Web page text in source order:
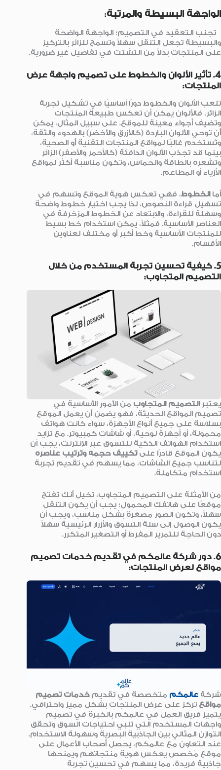
الواجهة البسيطة والمرتبة:
تجنب التعقيد في التصميم؛ الواجهة الواضحة
والبسيطة تجعل التنقل سهلاً وتسمح للزائر بالتركيز
على المنتجات بدلاً من التشتت في تفاصيل غير ضرورية.
4. تأثير الألوان والخطوط على تصميم واجهة عرض
المنتجات:
تلعب الألوان والخطوط دورًا أساسيًا في تشكيل تجربة
الزائر، فالألوان يمكن أن تعكس طبيعة المنتجات
وتضيف أجواء معينة للموقع. على سبيل المثال، يمكن
أن توحي الألوان الباردة (كالأزرق والأخضر) بالهدوء والثقة،
وتُستخدم غالبًا لمواقع المنتجات التقنية أو الصحية،
بينما قد تجذب الألوان الدافئة (كالأحمر والأصفر) الزائر
وتشعره بالطاقة والحماس، وتكون مناسبة أكثر لمواقع
الأزياء أو المطاعم.
أما الخطوط، فهي تعكس هوية الموقع وتسهم في
تسهيل قراءة النصوص، لذا يجب اختيار خطوط واضحة
وسهلة للقراءة، والابتعاد عن الخطوط المزخرفة في
العناصر الأساسية. فمثلاً، يمكن استخدام خط بسيط
للمنتجات الأساسية وخط أكبر أو مختلف لعناوين
الأقسام.
5. كيفية تحسين تجربة المستخدم من خلال
التصميم المتجاوب:
يعتبر التصميم المتجاوب من الأمور الأساسية في
تصميم المواقع الحديثة، فهو يضمن أن يعمل الموقع
بسلاسة على جميع أنواع الأجهزة، سواء كانت هواتف
محمولة، أو أجهزة لوحية، أو شاشات كمبيوتر. مع تزايد
استخدام الهواتف الذكية للتسوق عبر الإنترنت، يجب أن
يكون الموقع قادرًا علىتكييف حجمه وترتيب عناصره
لتناسب جميع الشاشات، مما يسهم في تقديم تجربة
استخدام متكاملة.
من الأمثلة على التصميم المتجاوب، تخيل أنك تفتح
موقعًا على هاتفك المحمول؛ يجب أن يكون التنقل
سهلاً، وتكون الصور مصغرة بشكل مناسب، ويجب أن
يكون الوصول إلى سلة التسوق والأزرار الرئيسية سهلاً
دون الحاجة للتمرير المفرط أو التصغير المتكرر.
6. دور شركة عالمكم في تقديم خدمات تصميم
مواقع لعرض المنتجات:
شركة عالمكم متخصصة في تقديم خدمات تصميم
مواقع تركز على عرض المنتجات بشكل مميز واحترافي.
يتميز فريق العمل في عالمكم بالخبرة في تصميم
واجهات المستخدم التي تلبي احتياجات السوق وتحقق
التوازن المثالي بين الجاذبية البصرية وسهولة الاستخدام.
عند التعاون مع عالمكم، يحصل أصحاب الأعمال على
موقع مُخصص يعكس هوية منتجاتهم ويمنحها
جاذبية فريدة، مما يسهم في تحسين تجربة